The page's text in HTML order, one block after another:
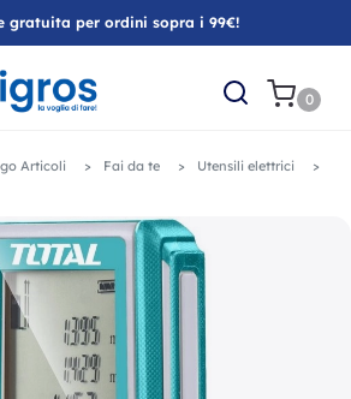
gratuita per ordini sopra i 99€!
0
Articoli Fai da te Utensili elettrici